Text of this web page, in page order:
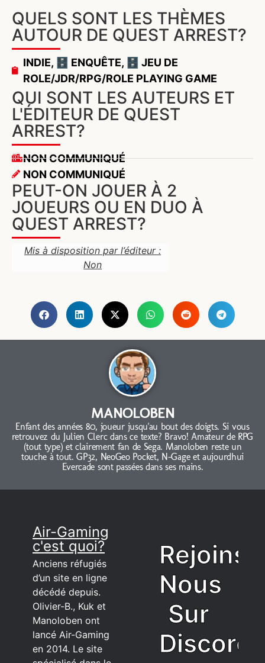
QUELS SONT LES THÈMES
AUTOUR DE QUEST ARREST?
INDIE, 🗄️ ENQUÊTE,
🗄️ JEU DE
ROLE/JDR/RPG/ROLE PLAYING GAME
QUI SONT LES AUTEURS ET
L'ÉDITEUR DE QUEST
ARREST?
NON COMMUNIQUÉ
NON COMMUNIQUÉ
PEUT-ON JOUER À 2
JOUEURS OU EN DUO À
QUEST ARREST?
Mis à disposition par l’éditeur :
Non
MANOLOBEN
Enfant des années 80, joueur jusqu'au bout des doigts. Si vous
retrouvez du Julien Clerc dans ce texte? Bravo! Amateur de RPG
(tout type) et clairement fan de Sega. Manoloben reste un
touche à tout. GP32, NeoGeo Pocket, N-Gage et aujourdhui
Evercade sont passées dans ses mains.
Air-Gaming
c'est quoi?
Anciens réfugiés
d’un site en ligne
décédé depuis.
Olivier-B., Kuk et
Manoloben ont
lancé Air-Gaming
en 2014. Le site
Rejoins
Nous
Sur
Discord